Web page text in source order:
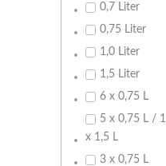
0,7 Liter
0,75 Liter
1,0 Liter
1,5 Liter
6 x 0,75 L
5 x 0,75 L / 1
x 1,5 L
3 x 0,75 L